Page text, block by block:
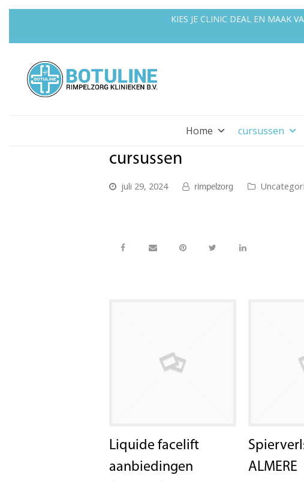
KIES JE CLINIC DEAL EN MAAK
Home cursussen
cursussen
juli 29, 2024 rimpelzorg
Liquide facelift
aanbiedingen
ALMERE